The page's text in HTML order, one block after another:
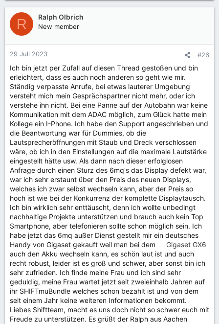
R Ralph Olbrich
New member
29 Juli 2023 #26
Ich bin jetzt per Zufall auf diesen Thread gestoßen und bin
erleichtert, dass es auch noch anderen so geht wie mir.
Ständig verpasste Anrufe, bei etwas lauterer Umgebung
versteht mich mein Gesprächspartner nicht mehr, oder ich
verstehe ihn nicht. Bei eine Panne auf der Autobahn war keine
Kommunikation mit dem ADAC möglich, zum Glück hatte mein
Kollege ein I-Phone. Ich habe den Support angeschrieben und
die Beantwortung war für Dummies, ob die
Lautsprecheröffnungen mit Staub und Dreck verschlossen
wäre, ob ich in den Einstellungen auf die maximale Lautstärke
eingestellt hätte usw. Als dann nach dieser erfolglosen
Anfrage durch einen Sturz des 6mq's das Display defekt war,
war ich sehr erstaunt über den Preis des neuen Displays,
welches ich zwar selbst wechseln kann, aber der Preis so
hoch ist wie bei der Konkurrenz der komplette Displaytausch.
Ich bin wirklich sehr enttäuscht, denn ich wollte unbedingt
nachhaltige Projekte unterstützen und brauch auch kein Top
Smartphone, aber telefonieren sollte schon möglich sein. Ich
habe jetzt das 6mq außer Dienst gestellt mir ein deutsches
Handy von Gigaset gekauft weil man bei dem
Gigaset GX6
auch den Akku wechseln kann, es schön laut ist und auch
recht robust, leider ist es groß und schwer, aber sonst bin ich
sehr zufrieden. Ich finde meine Frau und ich sind sehr
geduldig, meine Frau wartet jetzt seit zweieinhalb Jahren auf
ihr SHIFTmuBundle welches schon bezahlt ist und von dem
seit einem Jahr keine weiteren Informationen bekommt.
Liebes Shiftteam, macht es uns doch nicht so schwer euch mit
Freude zu unterstützen. Es grüßt der Ralph aus Aachen